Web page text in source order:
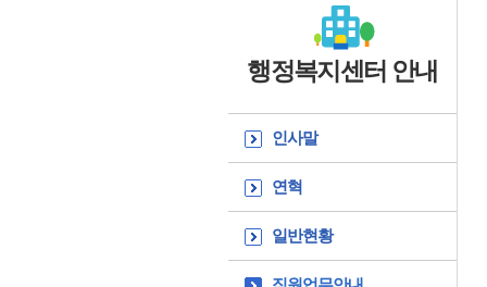
행정복지센터 안내
인사말
연혁
일반현황